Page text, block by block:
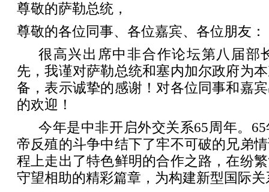
尊敬的萨勒总统，
尊敬的各位同事、各位嘉宾、各位朋友：
很高兴出席中非合作论坛第八届部
先，我谨对萨勒总统和塞内加尔政府为
备，表示诚挚的感谢！对各位同事和嘉
的欢迎！
今年是中非开启外交关系65周年。
帝反殖的斗争中结下了牢不可破的兄弟
程上走出了特色鲜明的合作之路，在纷
守望相助的精彩篇章，为构建新型国际